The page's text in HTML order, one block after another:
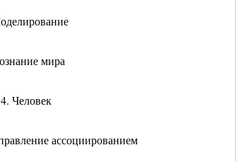
мира
Человек
ассоциированием